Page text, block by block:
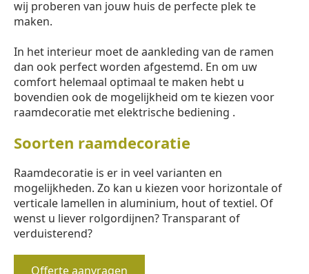
wij proberen van jouw huis de perfecte plek te
maken.
In het interieur moet de aankleding van de ramen
dan ook perfect worden afgestemd. En om uw
comfort helemaal optimaal te maken hebt u
bovendien ook de mogelijkheid om te kiezen voor
raamdecoratie met elektrische bediening .
Soorten raamdecoratie
Raamdecoratie is er in veel varianten en
mogelijkheden. Zo kan u kiezen voor horizontale of
verticale lamellen in aluminium, hout of textiel. Of
wenst u liever rolgordijnen? Transparant of
verduisterend?
Offerte aanvragen